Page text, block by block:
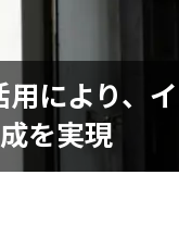
により、
を実現